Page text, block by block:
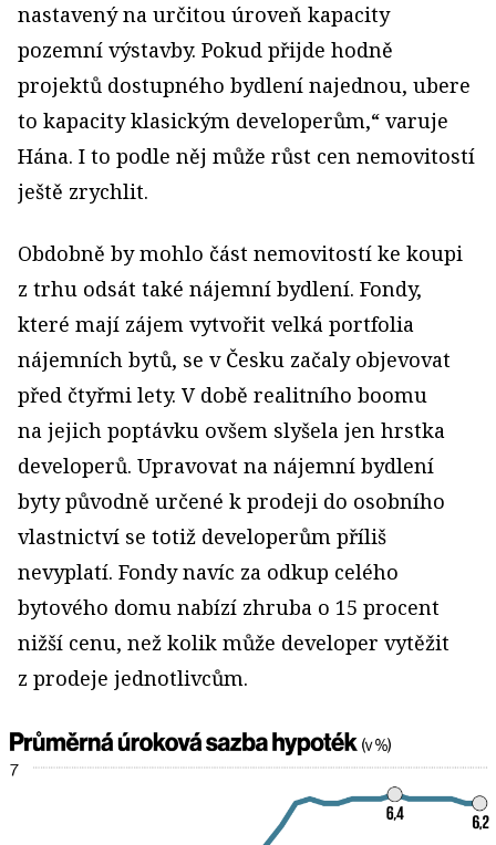
nastavený na určitou úroveň kapacity
pozemní výstavby. Pokud přijde hodně
projektů dostupného bydlení najednou, ubere
to kapacity klasickým developerům,“ varuje
Hána. I to podle něj může růst cen nemovitostí
ještě zrychlit.
Obdobně by mohlo část nemovitostí ke koupi
z trhu odsát také nájemní bydlení. Fondy,
které mají zájem vytvořit velká portfolia
nájemních bytů, se v Česku začaly objevovat
před čtyřmi lety. V době realitního boomu
na jejich poptávku ovšem slyšela jen hrstka
developerů. Upravovat na nájemní bydlení
byty původně určené k prodeji do osobního
vlastnictví se totiž developerům příliš
nevyplatí. Fondy navíc za odkup celého
bytového domu nabízí zhruba o 15 procent
nižší cenu, než kolik může developer vytěžit
z prodeje jednotlivcům.